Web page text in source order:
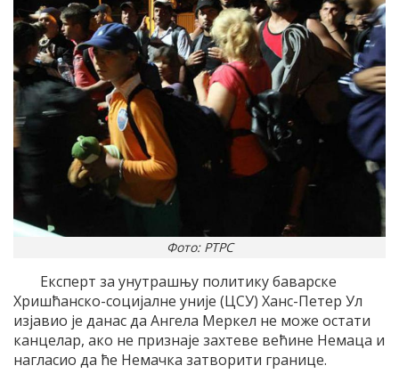
Фото: РТРС
Експерт за унутрашњу политику баварске
Хришћанско-социјалне уније (ЦСУ) Ханс-Петер Ул
изјавио је данас да Ангела Меркел не може остати
канцелар, ако не признаје захтеве већине Немаца и
нагласио да ће Немачка затворити границе.